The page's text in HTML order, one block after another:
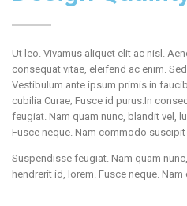
Ut leo. Vivamus aliquet elit ac nisl.
consequat vitae, eleifend ac enim.
Vestibulum ante ipsum primis in
cubilia Curae; Fusce id purus.In
feugiat. Nam quam nunc, blandit vel,
Fusce neque. Nam commodo
Suspendisse feugiat. Nam quam
hendrerit id, lorem. Fusce neque.